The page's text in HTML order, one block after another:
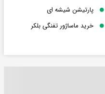
پارتیشن شیشه ای
خرید ماساژور تفنگی بلکر